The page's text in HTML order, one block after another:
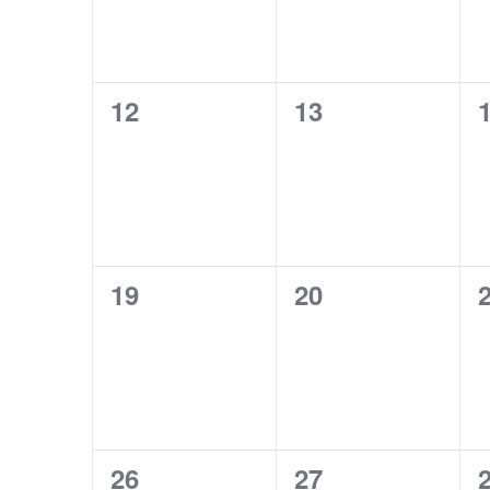
0
12
0
13
0
0
19
0
20
0
1
26
1
27
1